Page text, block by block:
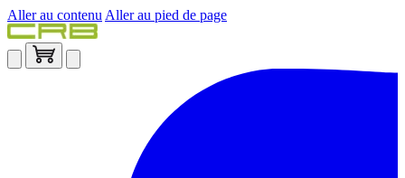
Aller au contenu Aller au pied de page